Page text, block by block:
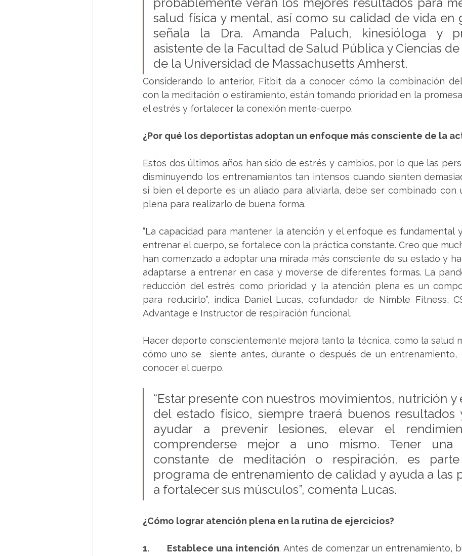
salud física y mental, así como su calidad de vida en
señala la Dra. Amanda Paluch, kinesióloga y
asistente de la Facultad de Salud Pública y Ciencias
de la Universidad de Massachusetts Amherst.
Considerando lo anterior, Fitbit da a conocer cómo la combinación
con la meditación o estiramiento, están tomando prioridad en la
el estrés y fortalecer la conexión mente-cuerpo.
¿Por qué los deportistas adoptan un enfoque más consciente de la
Estos dos últimos años han sido de estrés y cambios, por lo que las
disminuyendo los entrenamientos tan intensos cuando sienten
si bien el deporte es un aliado para aliviarla, debe ser combinado con
plena para realizarlo de buena forma.
“La capacidad para mantener la atención y el enfoque es fundamental
entrenar el cuerpo, se fortalece con la práctica constante. Creo que
han comenzado a adoptar una mirada más consciente de su estado y
adaptarse a entrenar en casa y moverse de diferentes formas. La
reducción del estrés como prioridad y la atención plena es un
para reducirlo”, indica Daniel Lucas, cofundador de Nimble Fitness,
Advantage e Instructor de respiración funcional.
Hacer deporte conscientemente mejora tanto la técnica, como la salud
cómo uno se  siente antes, durante o después de un entrenamiento,
conocer el cuerpo.
“Estar presente con nuestros movimientos, nutrición
del estado físico, siempre traerá buenos resultados
ayudar a prevenir lesiones, elevar el
comprenderse mejor a uno mismo. Tener una
constante de meditación o respiración, es
programa de entrenamiento de calidad y ayuda a las
a fortalecer sus músculos”, comenta Lucas.
¿Cómo lograr atención plena en la rutina de ejercicios?
1.       Establece una intención. Antes de comenzar un entrenamiento,